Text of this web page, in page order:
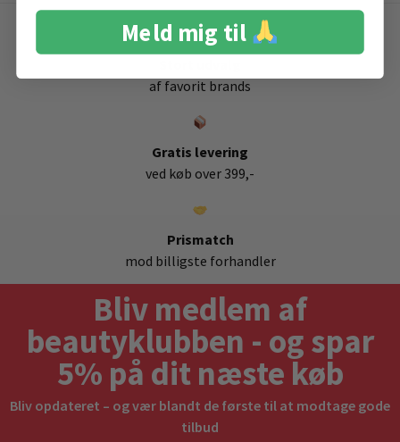
af favorit brands
Gratis levering
ved køb over 399,-
Prismatch
mod billigste forhandler
Bliv medlem af
beautyklubben - og spar
5% på dit næste køb
Bliv opdateret – og vær blandt de første til at modtage gode
tilbud
Meld mig til